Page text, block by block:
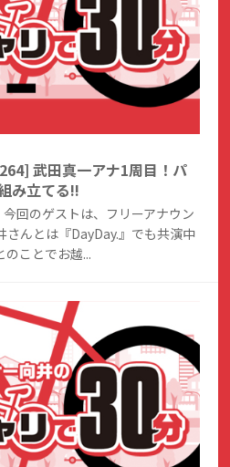
武田真一アナ1周目！パ
み立てる!!
今回のゲストは、フリーアナウン
んとは『DayDay.』でも共演中
のことでお越...